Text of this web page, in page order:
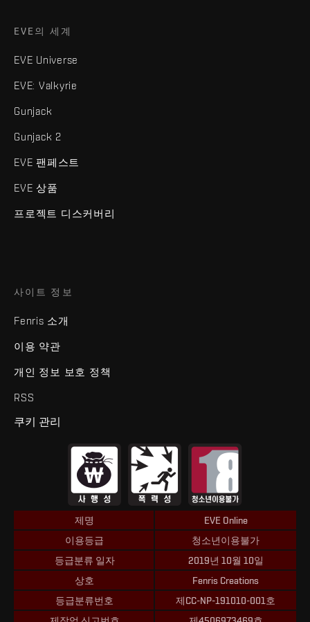
EVE의 세계
EVE Universe
EVE: Valkyrie
Gunjack
Gunjack 2
EVE 팬페스트
EVE 상품
프로젝트 디스커버리
사이트 정보
Fenris 소개
이용 약관
개인 정보 보호 정책
RSS
쿠키 관리
제명
EVE Online
이용등급
청소년이용불가
등급분류 일자
2019년 10월 10일
상호
Fenris Creations
등급분류번호
제CC-NP-191010-001호